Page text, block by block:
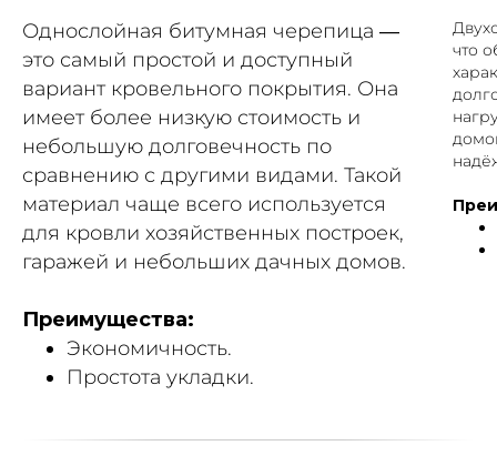
Однослойная битумная черепица —
это самый простой и доступный
вариант кровельного покрытия. Она
имеет более низкую стоимость и
небольшую долговечность по
сравнению с другими видами. Такой
материал чаще всего используется
для кровли хозяйственных построек,
гаражей и небольших дачных домов.
Преимущества:
Экономичность.
Простота укладки.
что